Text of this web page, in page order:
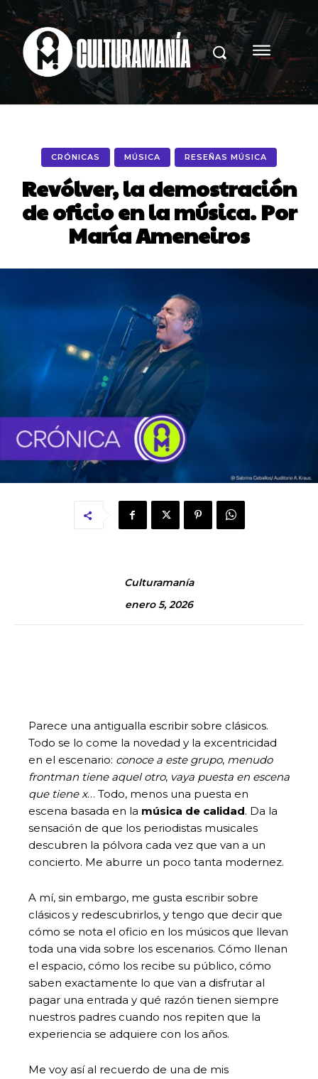
CRÓNICAS MÚSICA RESEÑAS MÚSICA
Revólver, la demostración
de oficio en la música. Por
María Ameneiros
Culturamanía
enero 5, 2026
Parece una antigualla escribir sobre clásicos.
Todo se lo come la novedad y la excentricidad
en el escenario: conoce a este grupo, menudo
frontman tiene aquel otro, vaya puesta en escena
que tiene x… Todo, menos una puesta en
escena basada en la música de calidad. Da la
sensación de que los periodistas musicales
descubren la pólvora cada vez que van a un
concierto. Me aburre un poco tanta modernez.
A mí, sin embargo, me gusta escribir sobre
clásicos y redescubrirlos, y tengo que decir que
cómo se nota el oficio en los músicos que llevan
toda una vida sobre los escenarios. Cómo llenan
el espacio, cómo los recibe su público, cómo
saben exactamente lo que van a disfrutar al
pagar una entrada y qué razón tienen siempre
nuestros padres cuando nos repiten que la
experiencia se adquiere con los años.
Me voy así al recuerdo de una de mis